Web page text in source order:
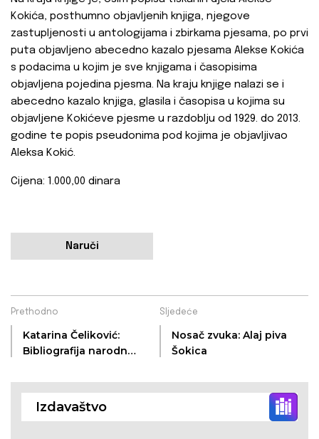
Kokića, posthumno objavljenih knjiga, njegove
zastupljenosti u antologijama i zbirkama pjesama, po prvi
puta objavljeno abecedno kazalo pjesama Alekse Kokića
s podacima u kojim je sve knjigama i časopisima
objavljena pojedina pjesma. Na kraju knjige nalazi se i
abecedno kazalo knjiga, glasila i časopisa u kojima su
objavljene Kokićeve pjesme u razdoblju od 1929. do 2013.
godine te popis pseudonima pod kojima je objavljivao
Aleksa Kokić.
Cijena: 1.000,00 dinara
Naruči
Prethodno
Katarina Čeliković:
Bibliografija narodnih
Balinta Vujkova
Sljedeće
Nosač zvuka: Alaj piva
Šokica
Izdavaštvo